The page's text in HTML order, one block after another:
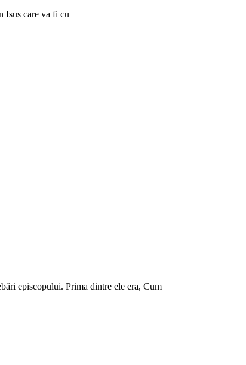
Isus care va fi cu
episcopului. Prima dintre ele era, Cum